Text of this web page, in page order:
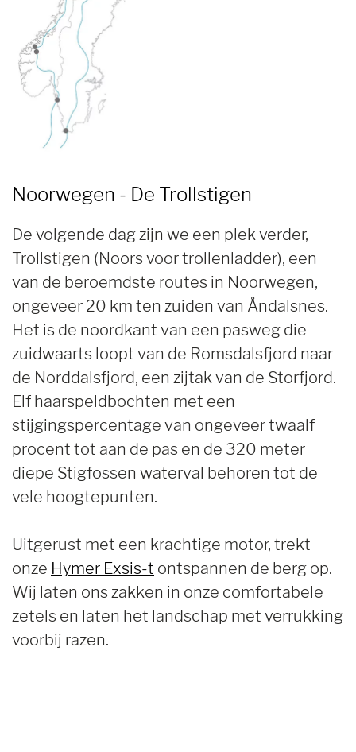
Noorwegen - De Trollstigen
De volgende dag zijn we een plek verder,
Trollstigen (Noors voor trollenladder), een
van de beroemdste routes in Noorwegen,
ongeveer 20 km ten zuiden van Åndalsnes.
Het is de noordkant van een pasweg die
zuidwaarts loopt van de Romsdalsfjord naar
de Norddalsfjord, een zijtak van de Storfjord.
Elf haarspeldbochten met een
stijgingspercentage van ongeveer twaalf
procent tot aan de pas en de 320 meter
diepe Stigfossen waterval behoren tot de
vele hoogtepunten.
Uitgerust met een krachtige motor, trekt
onze Hymer Exsis-t ontspannen de berg op.
Wij laten ons zakken in onze comfortabele
zetels en laten het landschap met verrukking
voorbij razen.